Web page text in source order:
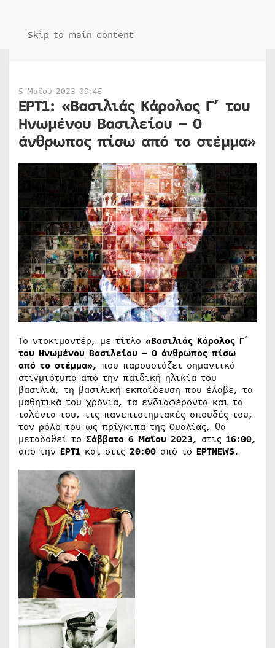
Skip to main content
5 Μαΐου 2023 09:45
ΕΡΤ1: «Βασιλιάς Κάρολος Γ’ του
Ηνωμένου Βασιλείου – Ο
άνθρωπος πίσω από το στέμμα»
Το ντοκιμαντέρ, με τίτλο «Βασιλιάς Κάρολος Γ΄
του Ηνωμένου Βασιλείου – Ο άνθρωπος πίσω
από το στέμμα», που παρουσιάζει σημαντικά
στιγμιότυπα από την παιδική ηλικία του
βασιλιά, τη βασιλική εκπαίδευση που έλαβε, τα
μαθητικά του χρόνια, τα ενδιαφέροντα και τα
ταλέντα του, τις πανεπιστημιακές σπουδές του,
τον ρόλο του ως πρίγκιπα της Ουαλίας, θα
μεταδοθεί το Σάββατο 6 Μαΐου 2023, στις 16:00,
από την ΕΡΤ1 και στις 20:00 από το ΕΡΤNEWS.